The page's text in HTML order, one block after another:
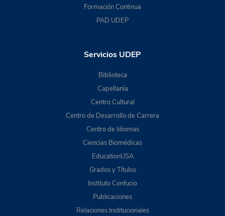
Formación Continua
PAD UDEP
Servicios UDEP
Biblioteca
Capellanía
Centro Cultural
Centro de Desarrollo de Carrera
Centro de Idiomas
Ciencias Biomédicas
EducationUSA
Grados y Títulos
Instituto Confucio
Publicaciones
Relaciones Institucionales